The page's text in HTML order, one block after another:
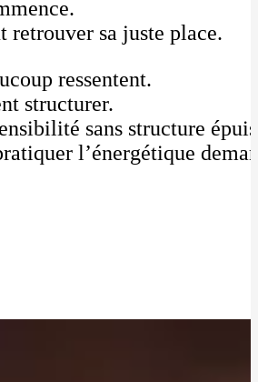
retrouver sa juste place.
ressentent.
structurer.
sans structure
l’énergétique